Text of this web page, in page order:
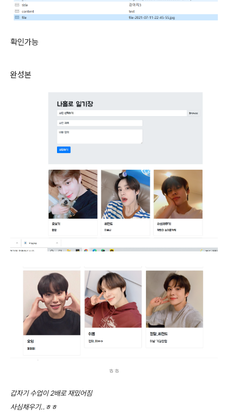
확인가능
완성본
ㅎㅎ
갑자기 수업이 2배로 재밌어짐
사심채우기..ㅎㅎ